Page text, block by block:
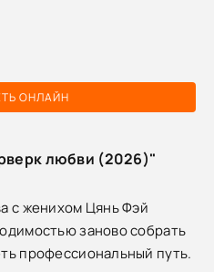
ОНЛАЙН
любви (2026)"
с женихом Цянь Фэй
заново собрать
профессиональный путь.